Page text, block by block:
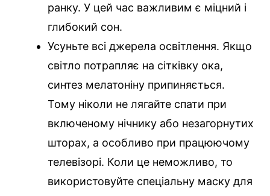
ранку. У цей час важливим є міцний і
глибокий сон.
Усуньте всі джерела освітлення. Якщо
світло потрапляє на сітківку ока,
синтез мелатоніну припиняється.
Тому ніколи не лягайте спати при
включеному нічнику або незагорнутих
шторах, а особливо при працюючому
телевізорі. Коли це неможливо, то
використовуйте спеціальну маску для